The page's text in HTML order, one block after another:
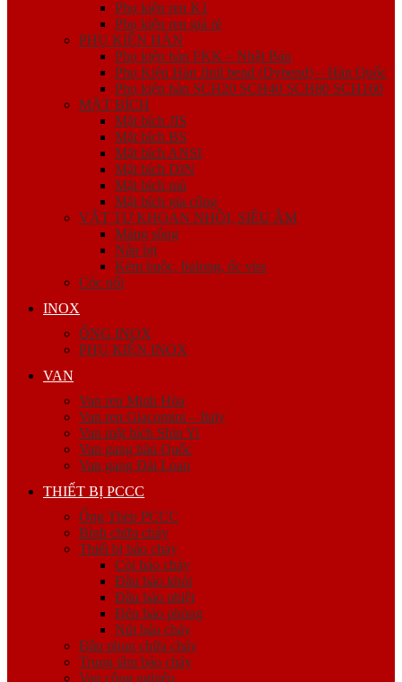
Phụ kiện ren K1
Phụ kiện ren giá rẻ
PHỤ KIỆN HÀN
Phụ kiện hàn FKK – Nhật Bản
Phụ Kiện Hàn Jinil bend (Dybend) – Hàn Quốc
Phụ kiện hàn SCH20 SCH40 SCH80 SCH160
MẶT BÍCH
Mặt bích JIS
Mặt bích BS
Mặt bích ANSI
Mặt bích DIN
Mặt bích mù
Mặt bích gia công
VẬT TƯ KHOAN NHỒI, SIÊU ÂM
Măng sông
Nắp bịt
Kẽm buộc, bulong, ốc viss
Cóc nối
INOX
ỐNG INOX
PHỤ KIỆN INOX
VAN
Van ren Minh Hòa
Van ren Giacomini – Italy
Van mặt bích Shin Yi
Van gang hàn Quốc
Van gang Đài Loan
THIẾT BỊ PCCC
Ống Thép PCCC
Bình chữa cháy
Thiết bị báo cháy
Còi báo cháy
Đầu báo khói
Đầu báo nhiệt
Đèn báo phòng
Nút báo cháy
Đầu phun chữa cháy
Trung tâm báo cháy
Van công nghiệp